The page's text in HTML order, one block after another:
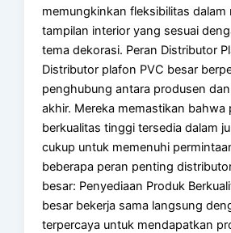
memungkinkan fleksibilitas dalam
tampilan interior yang sesuai
tema dekorasi. Peran Distributor
Distributor plafon PVC besar
penghubung antara produsen
akhir. Mereka memastikan bahwa
berkualitas tinggi tersedia dalam
cukup untuk memenuhi
beberapa peran penting
besar: Penyediaan Produk
besar bekerja sama langsung
terpercaya untuk mendapatkan